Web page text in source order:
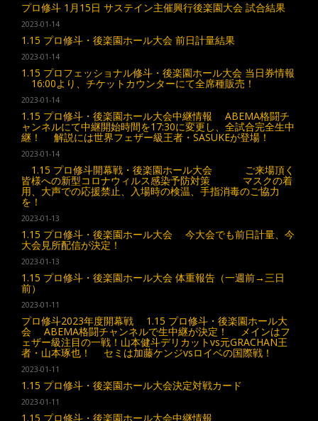
プロ修斗 1月15日 サステイン主催興行後楽園大会 試合結果
2023-01-14
1.15 プロ修斗・後楽園ホール大会 前日計量結果
2023-01-14
1.15 プロフェッショナル修斗・後楽園ホール大会 当日券情報
16:00より、チケットカウンターにて全席種販売！
2023-01-14
1.15 プロ修斗・後楽園ホール大会中継情報 ABEMA格闘チ
ャンネルにて中継開始時間を17:30に変更し、全試合完全生中
継！ 解説には世界フェザー級王者・SASUKEが登場！
2023-01-14
1.15 プロ修斗開幕戦・後楽園ホール大会 ご来場頂く
皆様への新型コロナウィルス感染予防対策 マスクの着
用、大声での応援禁止、入場時の検温、手指消毒のご協力
を！
2023-01-13
1.15 プロ修斗・後楽園ホール大会 今大会でも前日計量、今
大会見所配信が決定！
2023-01-13
1.15 プロ修斗・後楽園ホール大会 体重報告（一週前→三日
前）
2023-01-11
プロ修斗2023年度開幕戦 1.15 プロ修斗・後楽園ホール大
会 ABEMA格闘チャンネルで生中継が決定！ メインはフ
ェザー級注目の一戦！山本健斗デリカットvs元GRACHAN王
者・山本琢也！ セミは加藤ケンジvsロイベの国際戦！
2023-01-11
1.15 プロ修斗・後楽園ホール大会決定対戦カード
2023-01-11
1.15 プロ修斗・後楽園ホール大会中継情報